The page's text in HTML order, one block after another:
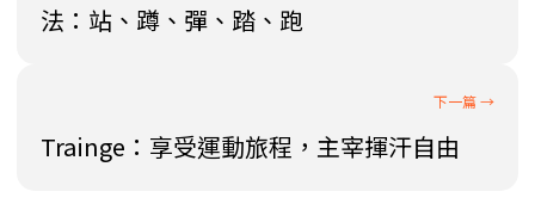
法：站、蹲、彈、踏、跑
Trainge：享受運動旅程，主宰揮汗自由